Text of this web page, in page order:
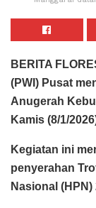
BERITA
(PWI) Pusat
Anugerah
Kamis (8/1/
Kegiatan ini
penyerahan
Nasional